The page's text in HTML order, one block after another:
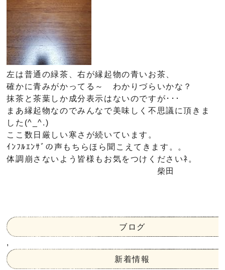
左は普通の緑茶、右が縁起物の青いお茶、
確かに青みがかってる～ わかりづらいかな？
抹茶と茶葉しか成分表示はないのですが･･･
まあ縁起物なのでみんなで美味しく不思議に頂きま
した(^_^.)
ここ数日厳しい寒さが続いています。
ｲﾝﾌﾙｴﾝｻﾞの声もちらほら聞こえてきます。。
体調崩さないよう皆様もお気をつけくださいﾈ。
柴田
ブログ
,
新着情報